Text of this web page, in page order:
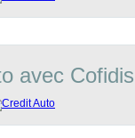
avec Cofidis